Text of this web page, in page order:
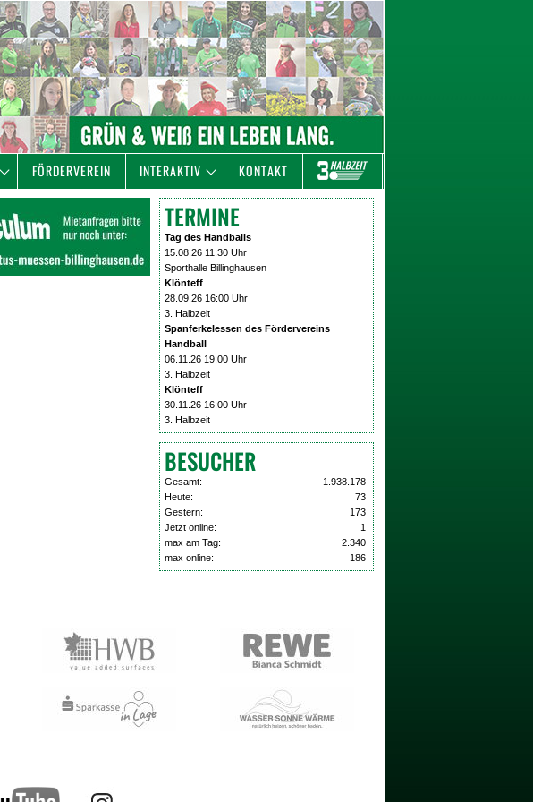
FÖRDERVEREIN INTERAKTIV KONTAKT
TERMINE
Tag des Handballs
15.08.26 11:30 Uhr
Sporthalle Billinghausen
Klönteff
28.09.26 16:00 Uhr
3. Halbzeit
Spanferkelessen des Fördervereins
Handball
06.11.26 19:00 Uhr
3. Halbzeit
Klönteff
30.11.26 16:00 Uhr
3. Halbzeit
BESUCHER
Gesamt:
1.938.178
Heute:
73
Gestern:
173
Jetzt online:
1
max am Tag:
2.340
max online:
186